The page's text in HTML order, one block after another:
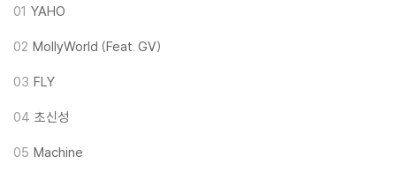
다. 전용 제품으로 이를 제거하면 대부분 해결됩니다.
3) 바늘에 먼지가 쌓이는 경우에도 재생이 원활하지 않을 수 있습니다.
※ 디스크 외관 불량
렁거리거나 휘어지는 경우가 있습니다.
재생이 불안정한 경우 스태빌라이저를 사용하시면 좀 더 안정적인 재생이
01 YAHO
02 MollyWorld (Feat. GV)
03 FLY
04 초신성
05 Machine